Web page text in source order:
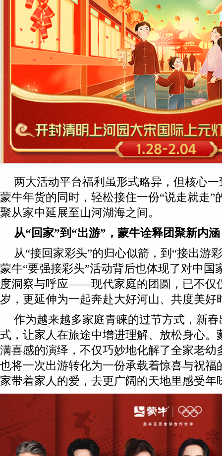
两大活动平台福利虽形式略异，但核心
蒙牛年货的同时，轻松接住一份“说走就走”
聚从家中延展至山河湖海之间。
从“回家”到“出游”，蒙牛诠释团聚新内涵
从“接回家彩头”的归心似箭，到“接出游
蒙牛“要强接彩头”活动背后也体现了对中国
度洞察与呼应——现代家庭的团圆，已不仅
岁，更延伸为一起奔赴大好河山、共度美好
作为越来越多家庭青睐的过节方式，新
式，让家人在旅途中增进理解、放松身心。
满喜感的演绎，不仅巧妙地化解了全家老幼
也将一次出游转化为一份承载着惊喜与祝福
家带着家人的爱，去更广阔的天地里感受年